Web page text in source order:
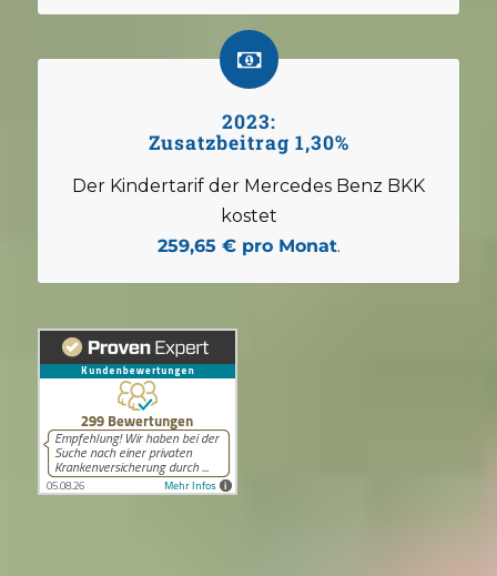
2023:
Zusatzbeitrag 1,30%
Der Kindertarif der Mercedes Benz BKK
kostet
259,65 € pro Monat.